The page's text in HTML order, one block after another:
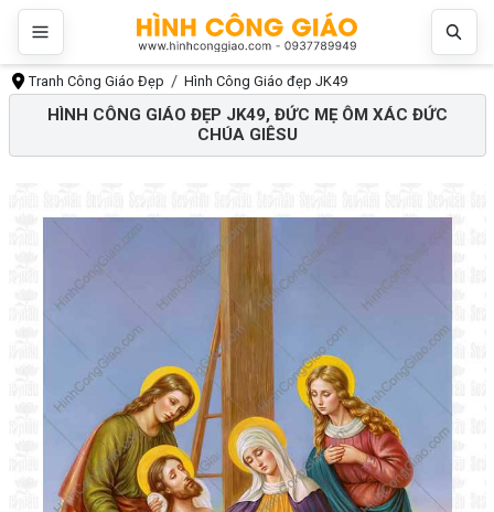
Tranh Công Giáo Đẹp Hình Công Giáo đẹp JK49
HÌNH CÔNG GIÁO ĐẸP JK49, ĐỨC MẸ ÔM XÁC ĐỨC
CHÚA GIÊSU